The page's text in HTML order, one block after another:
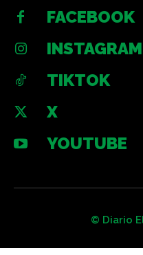
FACEBOOK
INSTAGRAM
TIKTOK
X
YOUTUBE
© Diario